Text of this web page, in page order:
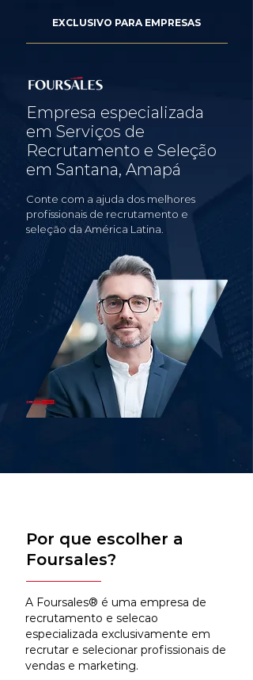
EXCLUSIVO PARA EMPRESAS
Empresa especializada
em Serviços de
Recrutamento e Seleção
em Santana, Amapá
Conte com a ajuda dos melhores
profissionais de recrutamento e
seleção da América Latina.
Por que escolher a
Foursales?
A Foursales® é uma empresa de
recrutamento e selecao
especializada exclusivamente em
recrutar e selecionar profissionais de
vendas e marketing.